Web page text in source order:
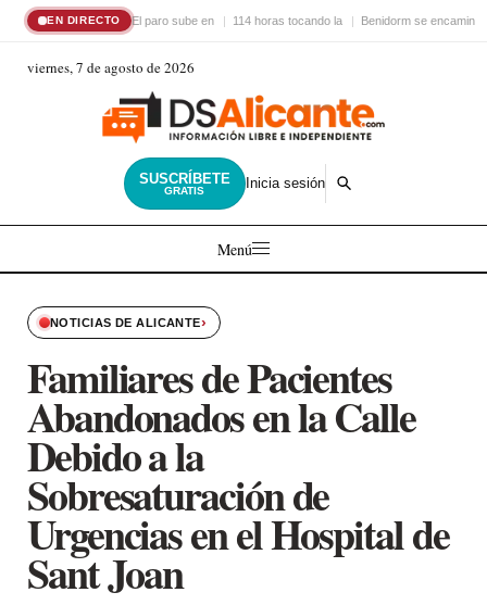
EN DIRECTO El paro sube en 114 horas tocando la Benidorm se encamina
viernes, 7 de agosto de 2026
SUSCRÍBETE
GRATIS Inicia sesión
Menú
NOTICIAS DE ALICANTE›
Familiares de Pacientes
Abandonados en la Calle
Debido a la
Sobresaturación de
Urgencias en el Hospital de
Sant Joan